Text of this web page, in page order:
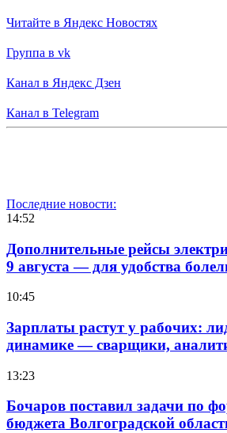
Читайте в Яндекс Новостях
Группа в vk
Канал в Яндекс Дзен
Канал в Telegram
Последние новости:
14:52
Дополнительные рейсы
9 августа — для удобства
10:45
Зарплаты растут у рабочих:
динамике — сварщики,
13:23
Бочаров поставил задачи по
бюджета Волгоградской